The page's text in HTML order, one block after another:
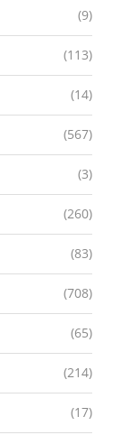
(9)
(113)
(14)
(567)
(3)
(260)
(83)
(708)
(65)
(214)
(17)